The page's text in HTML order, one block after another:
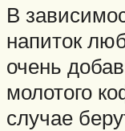
В
напиток
очень
молотого
случае